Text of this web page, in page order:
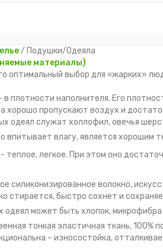
/ Подушки/Одеяла
материалы)
оптимальный выбор для «жарких»
в плотности наполнителя. Его
хорошо пропускают воздух и
одеял служат холлофил, овечья
впитывает влагу, является хорошим
теплое, легкое. При этом оно
силиконизированное волокно,
стирается, быстро сохнет и
одеял может быть хлопок,
тонкая эластичная ткань, 100%
– износостойка,